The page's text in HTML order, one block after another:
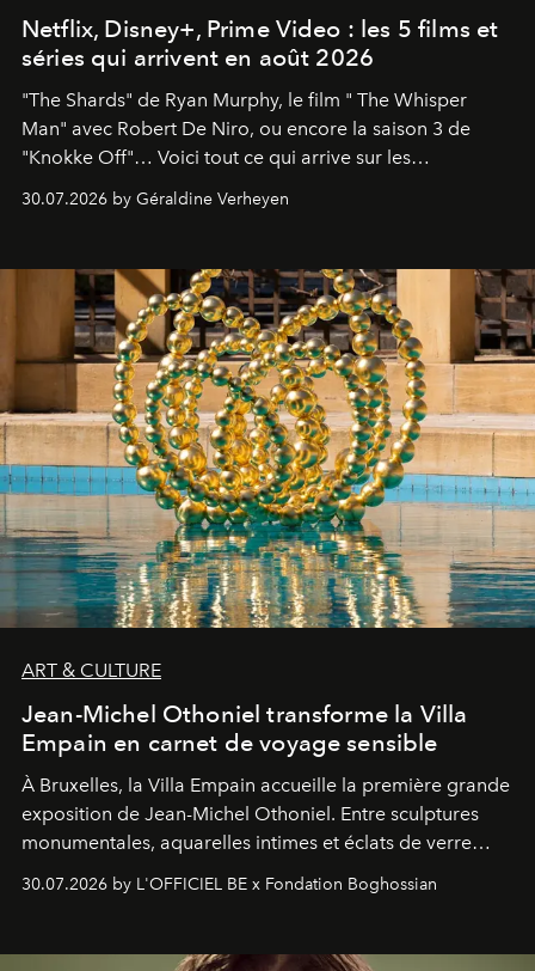
Netflix, Disney+, Prime Video : les 5 films et
séries qui arrivent en août 2026
"The Shards" de Ryan Murphy, le film " The Whisper
Man" avec Robert De Niro, ou encore la saison 3 de
"Knokke Off"… Voici tout ce qui arrive sur les
plateformes de streaming en août 2026.
30.07.2026 by Géraldine Verheyen
ART & CULTURE
Jean-Michel Othoniel transforme la Villa
Empain en carnet de voyage sensible
À Bruxelles, la Villa Empain accueille la première grande
exposition de Jean-Michel Othoniel. Entre sculptures
monumentales, aquarelles intimes et éclats de verre
soufflé, l’artiste français compose un itinéraire
émotionnel où chaque œuvre devient le souvenir
émerveillement.
30.07.2026 by L'OFFICIEL BE x Fondation Boghossian